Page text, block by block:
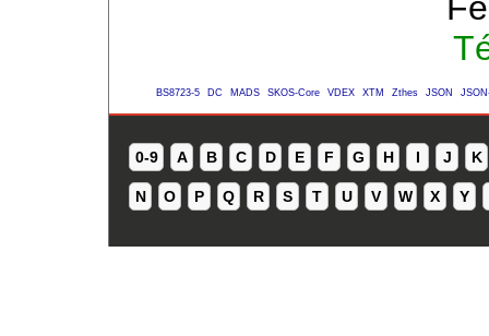
BS8723-5 DC MADS SKOS-Core VDEX XTM Zthes JSON
0-9 A B C D E F G H I J K
N O P Q R S T U V W X Y